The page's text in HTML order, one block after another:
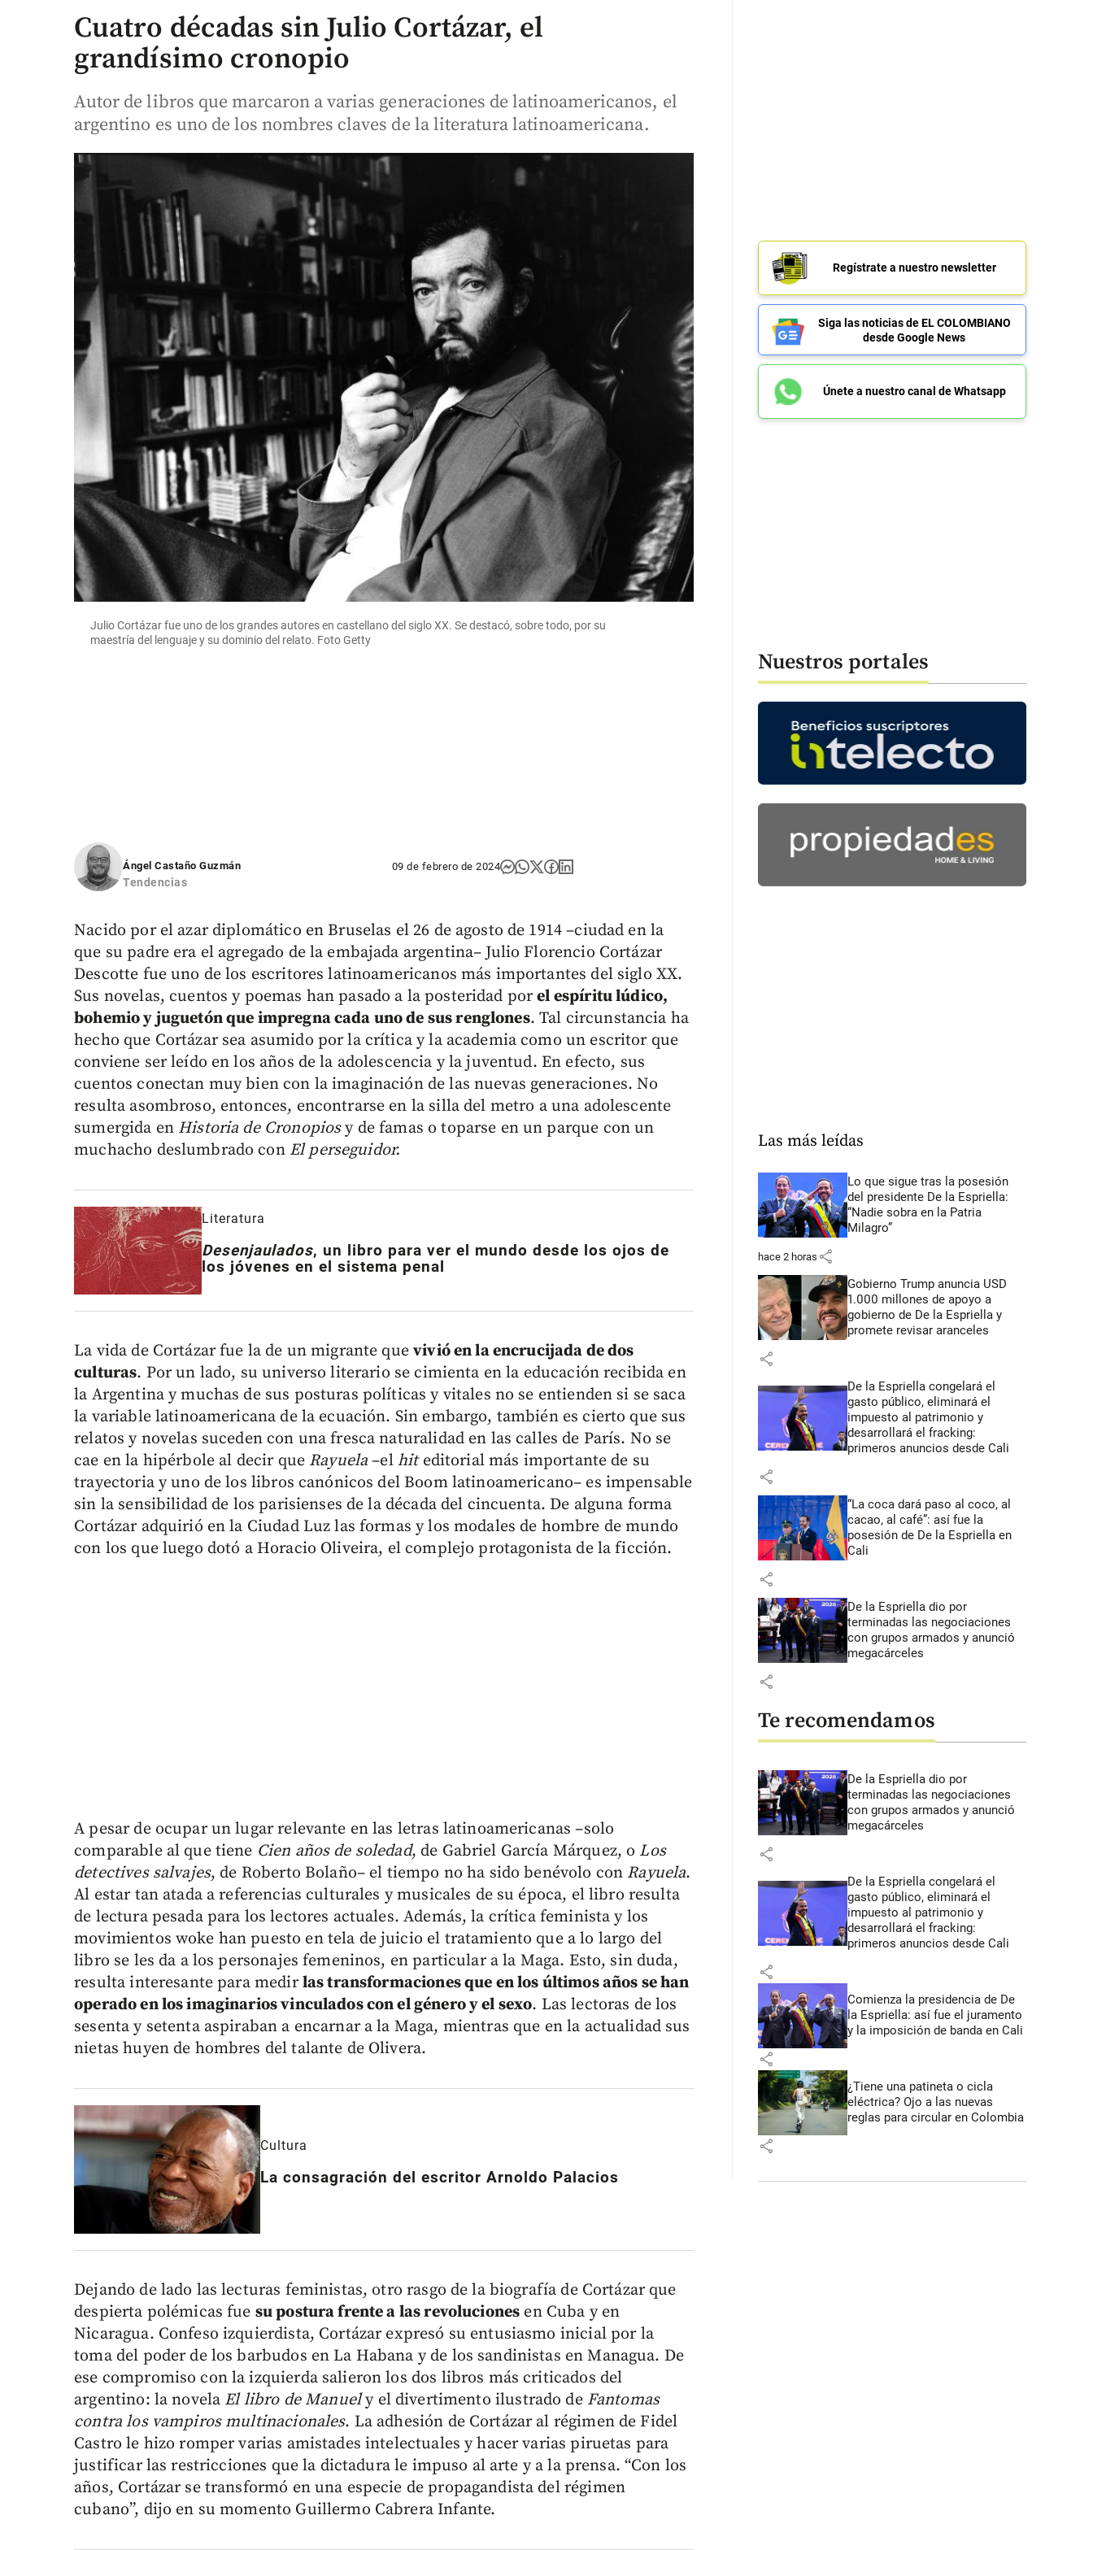
Cuatro décadas sin Julio Cortázar, el
grandísimo cronopio
Autor de libros que marcaron a varias generaciones de latinoamericanos, el
argentino es uno de los nombres claves de la literatura latinoamericana.
Julio Cortázar fue uno de los grandes autores en castellano del siglo XX. Se destacó, sobre todo, por su
maestría del lenguaje y su dominio del relato. Foto Getty
Ángel Castaño Guzmán
Tendencias
09 de febrero de 2024
Nacido por el azar diplomático en Bruselas el 26 de agosto de 1914 –ciudad en la
que su padre era el agregado de la embajada argentina– Julio Florencio Cortázar
Descotte fue uno de los escritores latinoamericanos más importantes del siglo XX.
Sus novelas, cuentos y poemas han pasado a la posteridad porel espíritu lúdico,
bohemio y juguetón que impregna cada uno de sus renglones. Tal circunstancia ha
hecho que Cortázar sea asumido por la crítica y la academia como un escritor que
conviene ser leído en los años de la adolescencia y la juventud. En efecto, sus
cuentos conectan muy bien con la imaginación de las nuevas generaciones. No
resulta asombroso, entonces, encontrarse en la silla del metro a una adolescente
sumergida en Historia de Cronopiosy de famas o toparse en un parque con un
muchacho deslumbrado con El perseguidor.
Literatura
Desenjaulados, un libro para ver el mundo desde los ojos de
los jóvenes en el sistema penal
La vida de Cortázar fue la de un migrante quevivió en la encrucijada de dos
culturas. Por un lado, su universo literario se cimienta en la educación recibida en
la Argentina y muchas de sus posturas políticas y vitales no se entienden si se saca
la variable latinoamericana de la ecuación. Sin embargo, también es cierto que sus
relatos y novelas suceden con una fresca naturalidad en las calles de París. No se
cae en la hipérbole al decir que Rayuela–elhit editorial más importante de su
trayectoria y uno de los libros canónicos del Boom latinoamericano– es impensable
sin la sensibilidad de los parisienses de la década del cincuenta. De alguna forma
Cortázar adquirió en la Ciudad Luz las formas y los modales de hombre de mundo
con los que luego dotó a Horacio Oliveira, el complejo protagonista de la ficción.
A pesar de ocupar un lugar relevante en las letras latinoamericanas –solo
comparable al que tiene Cien años de soledad, de Gabriel García Márquez, o Los
detectives salvajes, de Roberto Bolaño– el tiempo no ha sido benévolo con Rayuela.
Al estar tan atada a referencias culturales y musicales de su época, el libro resulta
de lectura pesada para los lectores actuales. Además, la crítica feminista y los
movimientos woke han puesto en tela de juicio el tratamiento que a lo largo del
libro se les da a los personajes femeninos, en particular a la Maga. Esto, sin duda,
resulta interesante para medirlas transformaciones que en los últimos años se han
operado en los imaginarios vinculados con el género y el sexo. Las lectoras de los
sesenta y setenta aspiraban a encarnar a la Maga, mientras que en la actualidad sus
nietas huyen de hombres del talante de Olivera.
Cultura
La consagración del escritor Arnoldo Palacios
Dejando de lado las lecturas feministas, otro rasgo de la biografía de Cortázar que
despierta polémicas fue su postura frente a las revoluciones en Cuba y en
Nicaragua. Confeso izquierdista, Cortázar expresó su entusiasmo inicial por la
toma del poder de los barbudos en La Habana y de los sandinistas en Managua. De
ese compromiso con la izquierda salieron los dos libros más criticados del
argentino: la novela El libro de Manuely el divertimento ilustrado de Fantomas
contra los vampiros multinacionales. La adhesión de Cortázar al régimen de Fidel
Castro le hizo romper varias amistades intelectuales y hacer varias piruetas para
justificar las restricciones que la dictadura le impuso al arte y a la prensa. “Con los
años, Cortázar se transformó en una especie de propagandista del régimen
cubano”, dijo en su momento Guillermo Cabrera Infante.
Regístrate a nuestro newsletter
Siga las noticias de EL COLOMBIANO
desde Google News
Únete a nuestro canal de Whatsapp
Nuestros portales
Las más leídas
Lo que sigue tras la posesión
del presidente De la Espriella:
“Nadie sobra en la Patria
Milagro”
hace 2 horas share
Gobierno Trump anuncia USD
1.000 millones de apoyo a
gobierno de De la Espriella y
promete revisar aranceles
share
De la Espriella congelará el
gasto público, eliminará el
impuesto al patrimonio y
desarrollará el fracking:
primeros anuncios desde Cali
share
“La coca dará paso al coco, al
cacao, al café”: así fue la
posesión de De la Espriella en
Cali
share
De la Espriella dio por
terminadas las negociaciones
con grupos armados y anunció
megacárceles
share
Te recomendamos
De la Espriella dio por
terminadas las negociaciones
con grupos armados y anunció
megacárceles
share
De la Espriella congelará el
gasto público, eliminará el
impuesto al patrimonio y
desarrollará el fracking:
primeros anuncios desde Cali
share
Comienza la presidencia de De
la Espriella: así fue el juramento
y la imposición de banda en Cali
share
¿Tiene una patineta o cicla
eléctrica? Ojo a las nuevas
reglas para circular en Colombia
share